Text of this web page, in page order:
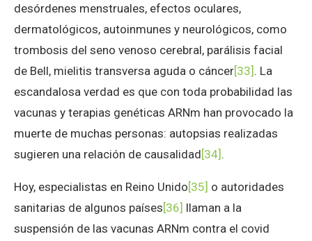
desórdenes menstruales, efectos oculares,
dermatológicos, autoinmunes y neurológicos, como
trombosis del seno venoso cerebral, parálisis facial
de Bell, mielitis transversa aguda o cáncer[33] . La
escandalosa verdad es que con toda probabilidad las
vacunas y terapias genéticas ARNm han provocado la
muerte de muchas personas: autopsias realizadas
sugieren una relación de causalidad[34] .
Hoy, especialistas en Reino Unido[35] o autoridades
sanitarias de algunos países[36] llaman a la
suspensión de las vacunas ARNm contra el covid